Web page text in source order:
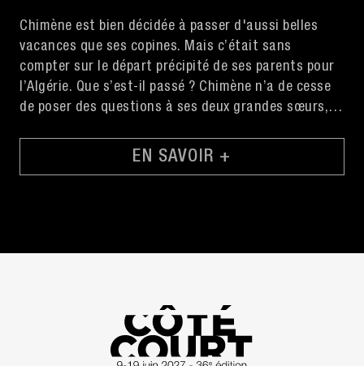
Chimène est bien décidée à passer d'aussi belles
vacances que ses copines. Mais c’était sans
compter sur le départ précipité de ses parents pour
l’Algérie. Que s’est-il passé ? Chimène n’a de cesse
de poser des questions à ses deux grandes sœurs,
EN SAVOIR +